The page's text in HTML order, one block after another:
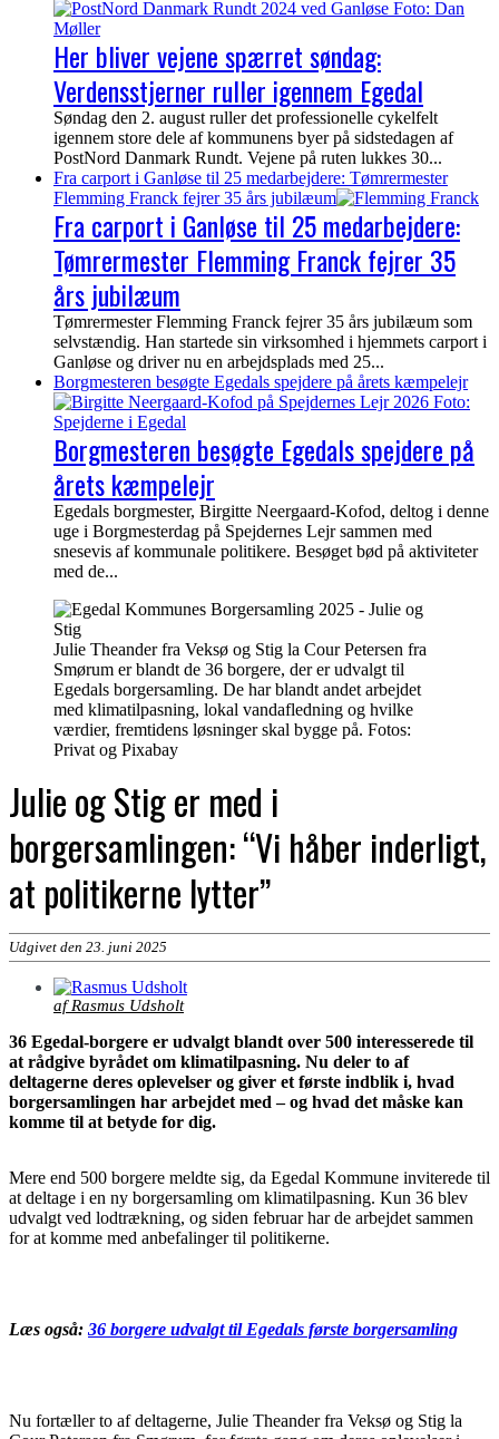
Her bliver vejene spærret søndag:
Verdensstjerner ruller igennem Egedal
Søndag den 2. august ruller det professionelle cykelfelt
igennem store dele af kommunens byer på sidstedagen af
PostNord Danmark Rundt. Vejene på ruten lukkes 30...
Fra carport i Ganløse til 25 medarbejdere: Tømrermester
Flemming Franck fejrer 35 års jubilæum
Fra carport i Ganløse til 25 medarbejdere:
Tømrermester Flemming Franck fejrer 35
års jubilæum
Tømrermester Flemming Franck fejrer 35 års jubilæum som
selvstændig. Han startede sin virksomhed i hjemmets carport i
Ganløse og driver nu en arbejdsplads med 25...
Borgmesteren besøgte Egedals spejdere på årets kæmpelejr
Borgmesteren besøgte Egedals spejdere på
årets kæmpelejr
Egedals borgmester, Birgitte Neergaard-Kofod, deltog i denne
uge i Borgmesterdag på Spejdernes Lejr sammen med
snesevis af kommunale politikere. Besøget bød på aktiviteter
med de...
Julie Theander fra Veksø og Stig la Cour Petersen fra
Smørum er blandt de 36 borgere, der er udvalgt til
Egedals borgersamling. De har blandt andet arbejdet
med klimatilpasning, lokal vandafledning og hvilke
værdier, fremtidens løsninger skal bygge på. Fotos:
Privat og Pixabay
Julie og Stig er med i
borgersamlingen: “Vi håber inderligt,
at politikerne lytter”
Udgivet den 23. juni 2025
af Rasmus Udsholt
36 Egedal-borgere er udvalgt blandt over 500 interesserede til
at rådgive byrådet om klimatilpasning. Nu deler to af
deltagerne deres oplevelser og giver et første indblik i, hvad
borgersamlingen har arbejdet med – og hvad det måske kan
komme til at betyde for dig.
Mere end 500 borgere meldte sig, da Egedal Kommune inviterede til
at deltage i en ny borgersamling om klimatilpasning. Kun 36 blev
udvalgt ved lodtrækning, og siden februar har de arbejdet sammen
for at komme med anbefalinger til politikerne.
Læs også: 36 borgere udvalgt til Egedals første borgersamling
Nu fortæller to af deltagerne, Julie Theander fra Veksø og Stig la